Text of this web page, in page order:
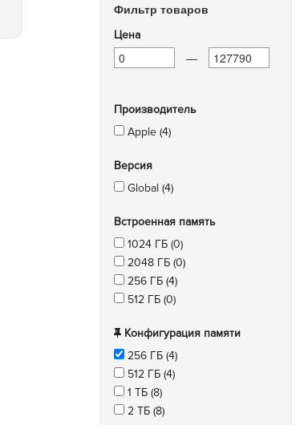
Фильтр товаров
Цена
—
Производитель
Apple (4)
Версия
Global (4)
Встроенная память
1024 ГБ (0)
2048 ГБ (0)
256 ГБ (4)
512 ГБ (0)
Конфигурация памяти
256 ГБ (4)
512 ГБ (4)
1 ТБ (8)
2 ТБ (8)